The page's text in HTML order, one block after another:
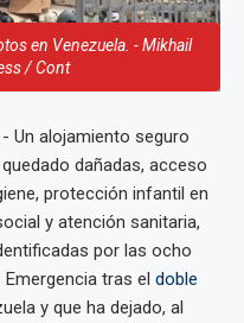
en Venezuela. - Mikhail
/ Cont
- Un alojamiento seguro
dañadas, acceso
protección infantil en
y atención sanitaria,
por las ocho
tras el doble
y que ha dejado, al